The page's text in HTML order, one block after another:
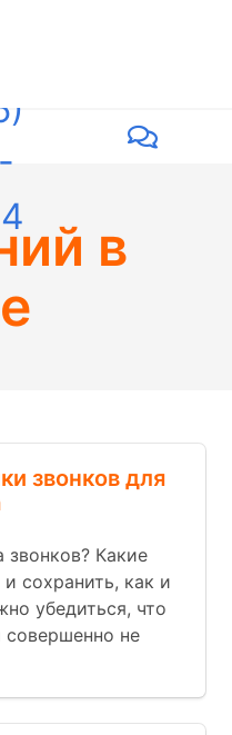
в
звонков для
звонков? Какие
сохранить, как и
убедиться, что
совершенно не